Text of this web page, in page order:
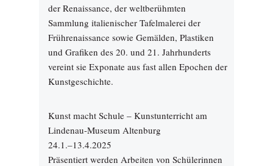
der Renaissance, der weltberühmten
Sammlung italienischer Tafelmalerei der
Frührenaissance sowie Gemälden, Plastiken
und Grafiken des 20. und 21. Jahrhunderts
vereint sie Exponate aus fast allen Epochen der
Kunstgeschichte.
Kunst macht Schule – Kunstunterricht am
Lindenau-Museum Altenburg
24.1.–13.4.2025
Präsentiert werden Arbeiten von Schülerinnen